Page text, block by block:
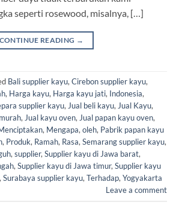
seperti rosewood, misalnya, […]
CONTINUE READING →
Bali supplier kayu, Cirebon supplier kayu,
, Harga kayu, Harga kayu jati, Indonesia,
supplier kayu, Jual beli kayu, Jual Kayu,
, Jual kayu oven, Jual papan kayu oven,
, Mengapa, oleh, Pabrik papan kayu
, Produk, Ramah, Rasa, Semarang supplier kayu,
, supplier, Supplier kayu di Jawa barat,
, Supplier kayu di Jawa timur, Supplier kayu
, Surabaya supplier kayu, Terhadap, Yogyakarta
Leave a comment